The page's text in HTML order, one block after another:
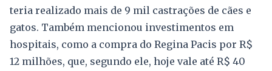
teria realizado mais de 9 mil castrações de cães e
gatos. Também mencionou investimentos em
hospitais, como a compra do Regina Pacis por R$
12 milhões, que, segundo ele, hoje vale até R$ 40